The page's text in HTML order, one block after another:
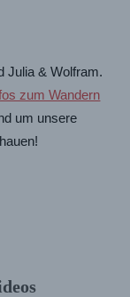
Julia & Wolfram.
zum Wandern
um unsere